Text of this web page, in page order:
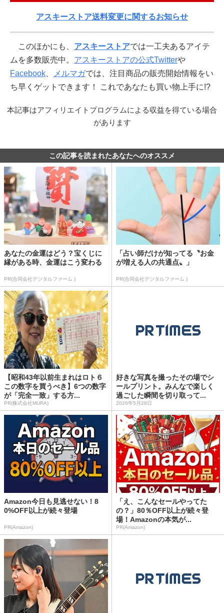
アスキーストア送料変更に関するお知らせ
このほかにも、 アスキーストアでは一工夫あるアイテ
ムを多数販売中。 アスキーストアの公式Twitterや
Facebook
メルマガでは、注目商品の販売開始情報をい
ち早くゲットできます！ これであなたも買い物上手に!?
本記事はアフィリエイトプログラムによる収益を得ている場合
があります
この記事を読まれたあなたへのオススメ
あなたの金運はどう？宝くじに
縁がある時、金運はこう変わる
PR(合同会社デジタルファーム )
「占い師だけが知ってる〝お金
が増える人の共通点〟」
PR(合同会社デジタルファーム )
【昭和43年以前生まれはロト６
この数字を買うべき】6つの数字
が「完全一致」する方...
PR(株式会社MURA)
好きな写真を撮ったその場でシ
ールプリント。みんなで楽しく
過ごした瞬間を切り取って...
2026年5月28日
Amazon今日も見逃せない！8
0%OFF以上が続々登場
PR(Amazon)
「え、こんなセールやってた
の？」80％OFF以上が続々登
場！Amazonの本気が...
PR(Amazon)